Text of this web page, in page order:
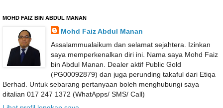
MOHD FAIZ BIN ABDUL MANAN
Mohd Faiz Abdul Manan
Assalammualaikum dan selamat sejahtera. Izinkan
saya memperkenalkan diri ini. Nama saya Mohd Faiz
bin Abdul Manan. Dealer aktif Public Gold
(PG00092879) dan juga perunding takaful dari Etiqa
Berhad. Untuk sebarang pertanyaan boleh menghubungi saya
ditalian 017 247 1372 (WhatApps/ SMS/ Call)